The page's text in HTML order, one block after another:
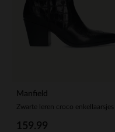
Manfield
159.99